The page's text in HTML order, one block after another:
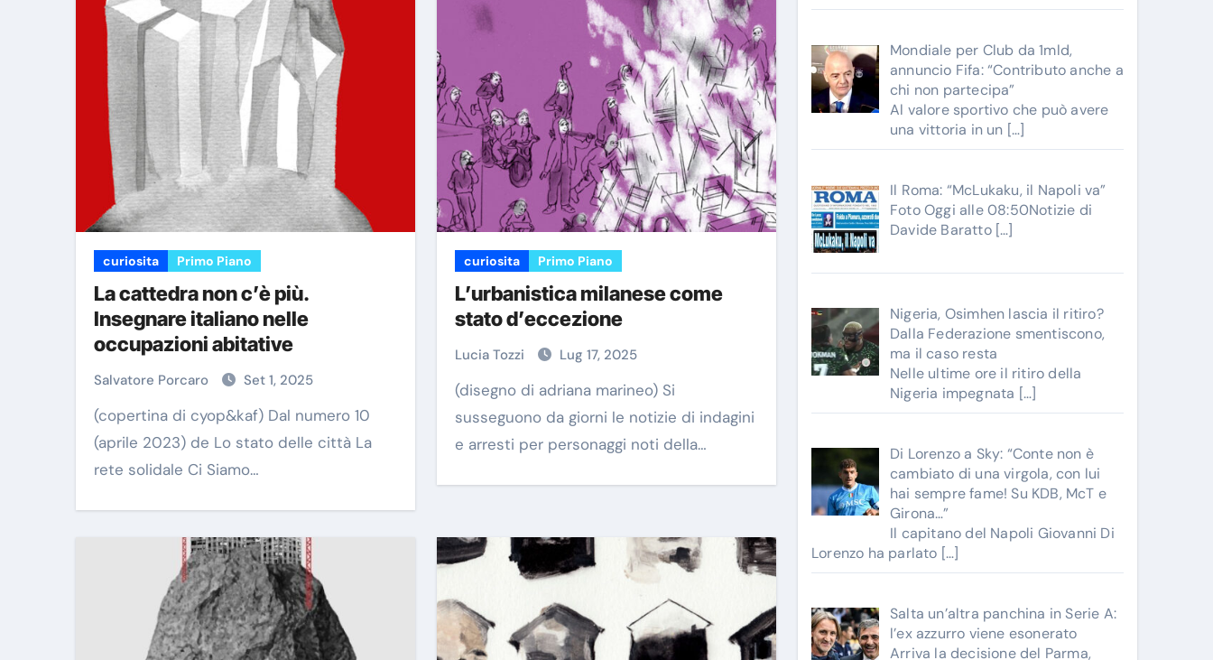
curiosita Primo Piano
La cattedra non c’è più.
Insegnare italiano nelle
occupazioni abitative
Salvatore Porcaro Set 1, 2025
(copertina di cyop&kaf) Dal numero 10
(aprile 2023) de Lo stato delle città La
rete solidale Ci Siamo…
curiosita Primo Piano
L’urbanistica milanese come
stato d’eccezione
Lucia Tozzi Lug 17, 2025
(disegno di adriana marineo) Si
susseguono da giorni le notizie di indagini
e arresti per personaggi noti della…
Mondiale per Club da 1mld,
annuncio Fifa: “Contributo anche a
chi non partecipa”
Al valore sportivo che può avere
una vittoria in un […]
Il Roma: “McLukaku, il Napoli va”
Foto Oggi alle 08:50Notizie di
Davide Baratto […]
Nigeria, Osimhen lascia il ritiro?
Dalla Federazione smentiscono,
ma il caso resta
Nelle ultime ore il ritiro della
Nigeria impegnata […]
Di Lorenzo a Sky: “Conte non è
cambiato di una virgola, con lui
hai sempre fame! Su KDB, McT e
Girona…”
Il capitano del Napoli Giovanni Di
Lorenzo ha parlato […]
Salta un’altra panchina in Serie A:
l’ex azzurro viene esonerato
Arriva la decisione del Parma,